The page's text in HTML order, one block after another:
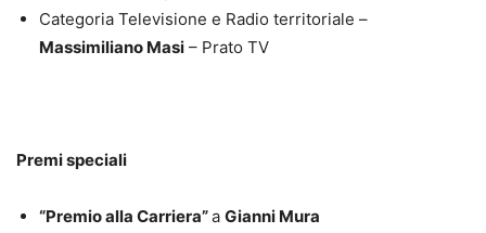
Categoria Televisione e Radio territoriale –
Massimiliano Masi – Prato TV
Premi speciali
“Premio alla Carriera”a Gianni Mura